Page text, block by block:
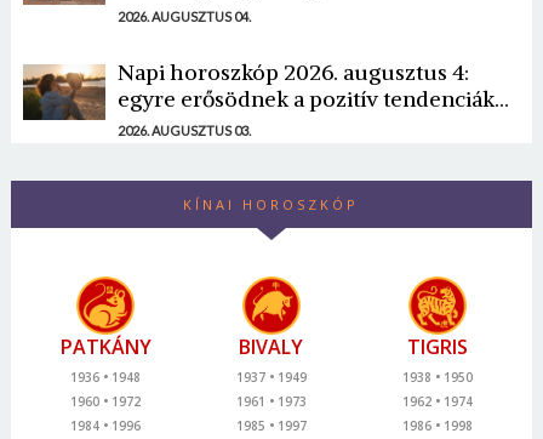
2026. AUGUSZTUS 04.
Napi horoszkóp 2026. augusztus 4:
egyre erősödnek a pozitív tendenciák...
2026. AUGUSZTUS 03.
KÍNAI HOROSZKÓP
PATKÁNY
1936
1948
1960
1972
1984
1996
BIVALY
1937
1949
1961
1973
1985
1997
TIGRIS
1938
1950
1962
1974
1986
1998